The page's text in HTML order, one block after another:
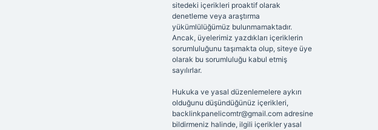
sitedeki içerikleri proaktif olarak
denetleme veya araştırma
yükümlülüğümüz bulunmamaktadır.
Ancak, üyelerimiz yazdıkları içeriklerin
sorumluluğunu taşımakta olup, siteye üye
olarak bu sorumluluğu kabul etmiş
sayılırlar.
Hukuka ve yasal düzenlemelere aykırı
olduğunu düşündüğünüz içerikleri,
backlinkpanelicomtr@gmail.comadresine
bildirmeniz halinde, ilgili içerikler yasal